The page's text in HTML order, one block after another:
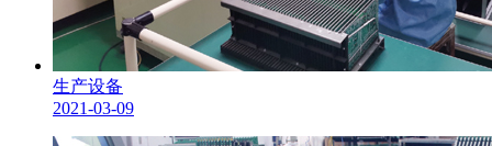
生产设备
2021-03-09